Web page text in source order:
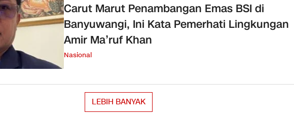
Carut Marut Penambangan Emas BSI di
Banyuwangi, Ini Kata Pemerhati Lingkungan
Amir Ma’ruf Khan
Nasional
LEBIH BANYAK